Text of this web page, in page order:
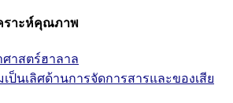
ราะห์คุณภาพ
าสตร์ฮาลาล
ป็นเลิศด้านการจัดการสารและของเสีย